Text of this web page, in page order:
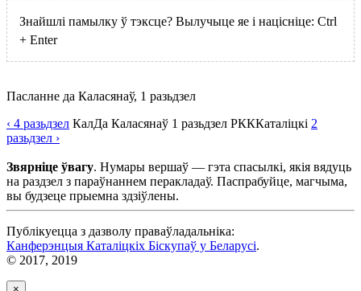
Знайшлі памылку ў тэксце? Вылучыце яе і націсніце: Ctrl
+ Enter
Пасланне да Каласянаў, 1 разьдзел
‹ 4 разьдзел КалДа Каласянаў 1 разьдзел РКККаталіцкі 2
разьдзел ›
Звярніце ўвагу. Нумары вершаў — гэта спасылкі, якія вядуць
на раздзел з параўнаннем перакладаў. Паспрабуйце, магчыма,
вы будзеце прыемна здзіўлены.
Публікуецца з дазволу праваўладальніка:
Канферэнцыя Каталіцкіх Біскупаў у Беларусі.
© 2017, 2019